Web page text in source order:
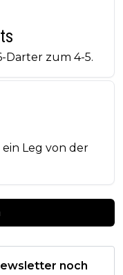
Darter zum 4-5.
Leg von der
noch